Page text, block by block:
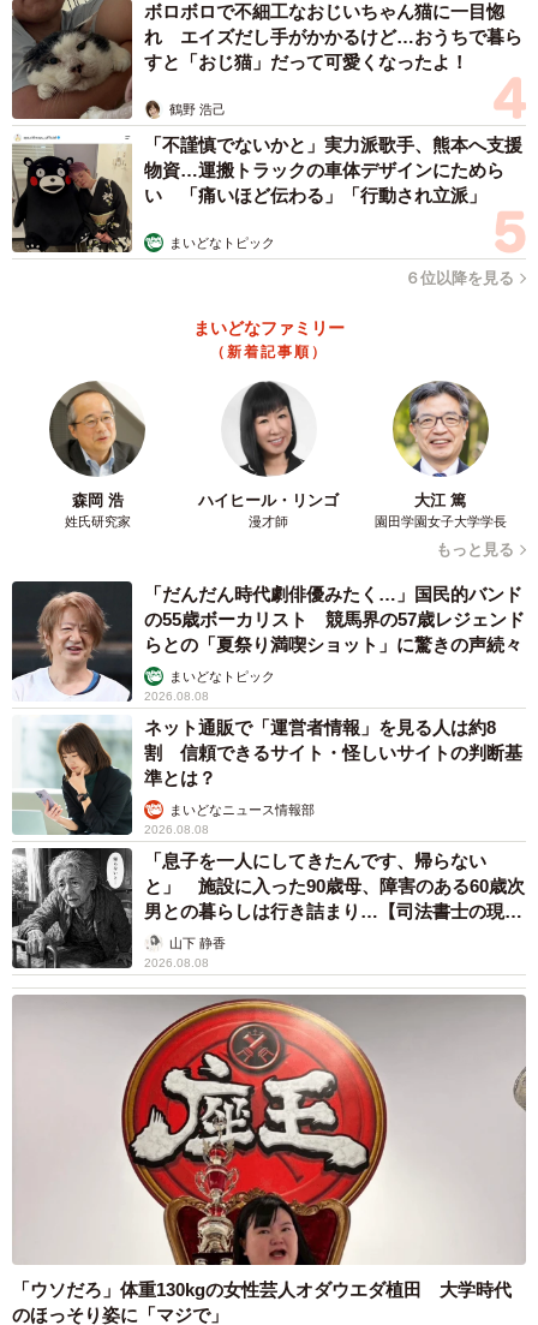
ボロボロで不細工なおじいちゃん猫に一目惚
れ エイズだし手がかかるけど…おうちで暮ら
すと「おじ猫」だって可愛くなったよ！
鶴野 浩己
「不謹慎でないかと」実力派歌手、熊本へ支援
物資…運搬トラックの車体デザインにためら
い 「痛いほど伝わる」「行動され立派」
まいどなトピック
６位以降を見る
まいどなファミリー
（新着記事順）
森岡 浩
姓氏研究家
ハイヒール・リンゴ
漫才師
大江 篤
園田学園女子大学学長
もっと見る
「だんだん時代劇俳優みたく…」国民的バンド
の55歳ボーカリスト 競馬界の57歳レジェンド
らとの「夏祭り満喫ショット」に驚きの声続々
まいどなトピック
2026.08.08
ネット通販で「運営者情報」を見る人は約8
割 信頼できるサイト・怪しいサイトの判断基
準とは？
まいどなニュース情報部
2026.08.08
「息子を一人にしてきたんです、帰らない
と」 施設に入った90歳母、障害のある60歳次
男との暮らしは行き詰まり…【司法書士の現場
から】山下 静香
2026.08.08
「ウソだろ」体重130kgの女性芸人オダウエダ植田 大学時代
のほっそり姿に「マジで」